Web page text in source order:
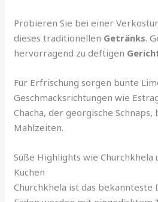
Probieren Sie bei einer
dieses traditionellen Getränks.
hervorragend zu deftigen
Für Erfrischung sorgen bunte
Geschmacksrichtungen wie
Chacha, der georgische
Mahlzeiten.
Süße Highlights wie Churchkhela
Kuchen
Churchkhela ist das bekannteste